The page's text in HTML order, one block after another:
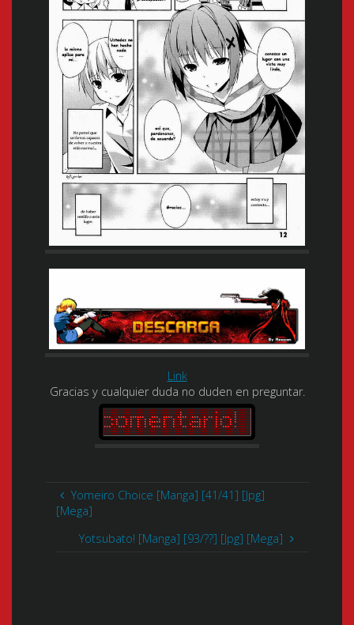
Link
Gracias y cualquier duda no duden en preguntar.
Yomeiro Choice [Manga] [41/41] [Jpg]
[Mega]
Yotsubato! [Manga] [93/??] [Jpg] [Mega]